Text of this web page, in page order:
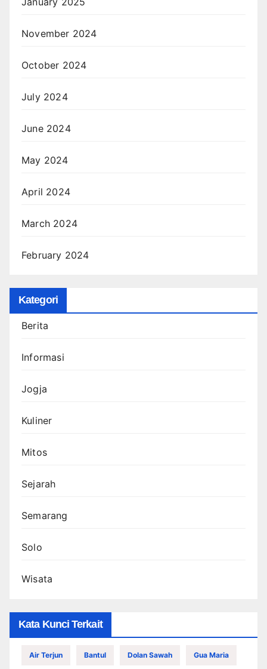
November 2024
October 2024
July 2024
June 2024
May 2024
April 2024
March 2024
February 2024
Kategori
Berita
Informasi
Jogja
Kuliner
Mitos
Sejarah
Semarang
Solo
Wisata
Kata Kunci Terkait
Air Terjun Bantul Dolan Sawah Gua Maria